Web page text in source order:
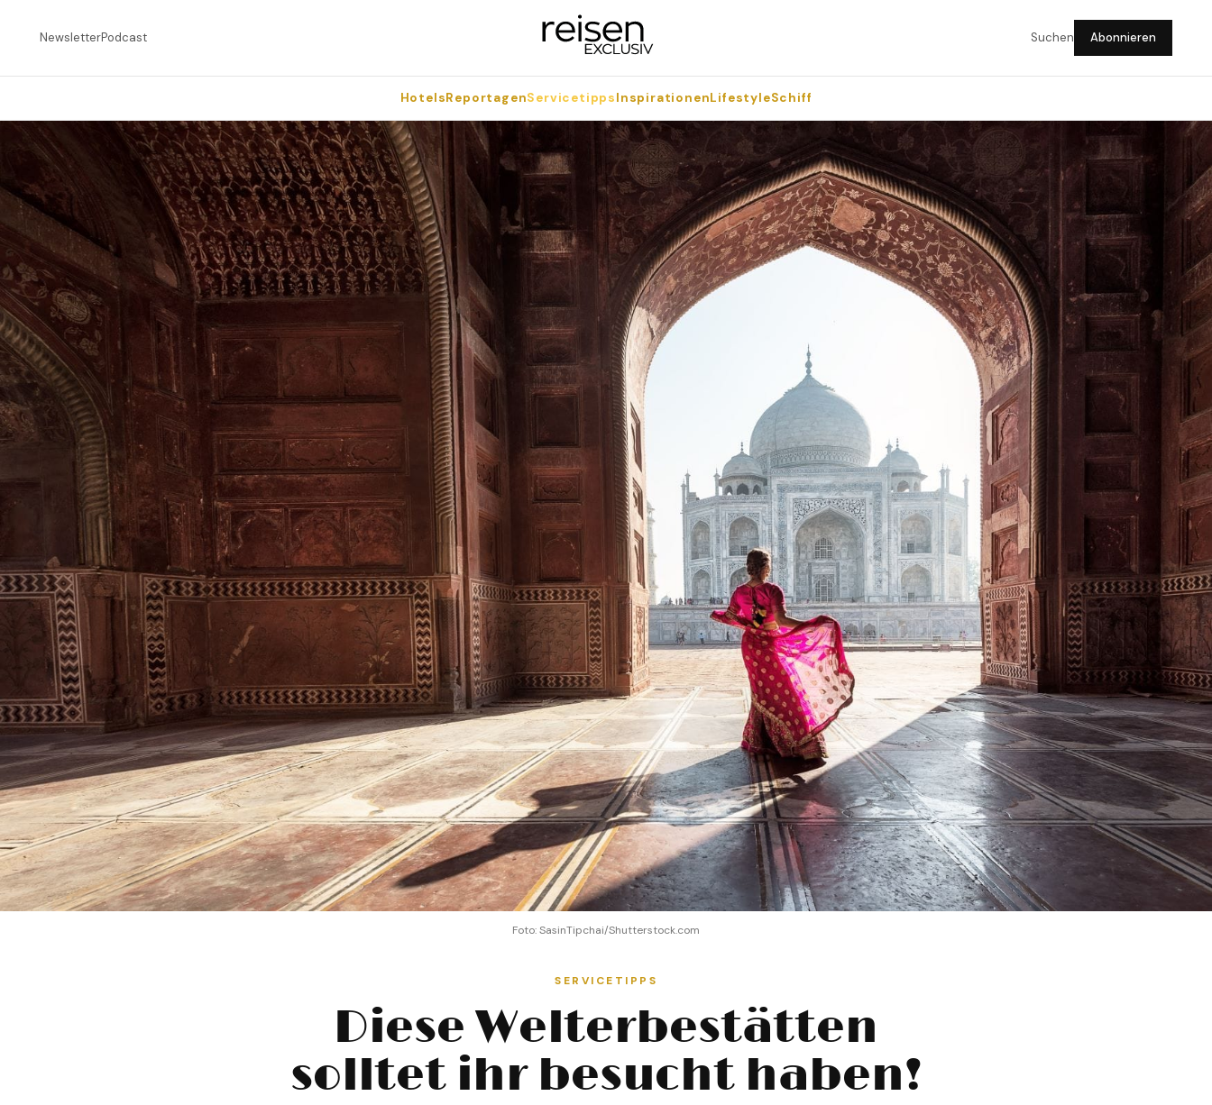
NewsletterPodcast Suchen Abonnieren
HotelsReportagenServicetippsInspirationenLifestyleSchiff
Foto: SasinTipchai/Shutterstock.com
SERVICETIPPS
Diese Welterbestätten
solltet ihr besucht haben!